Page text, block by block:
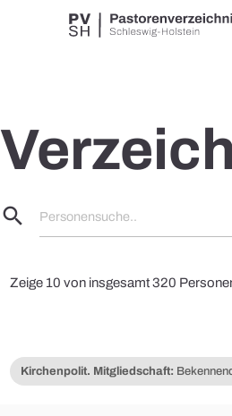
search Personensuche..
Zeige 10 von insgesamt 320
Kirchenpolit. Mitgliedschaft: